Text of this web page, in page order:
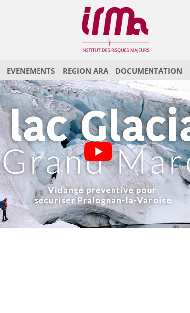
EVENEMENTS REGION ARA DOCUMENTATION